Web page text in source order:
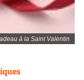
à la Saint Valentin